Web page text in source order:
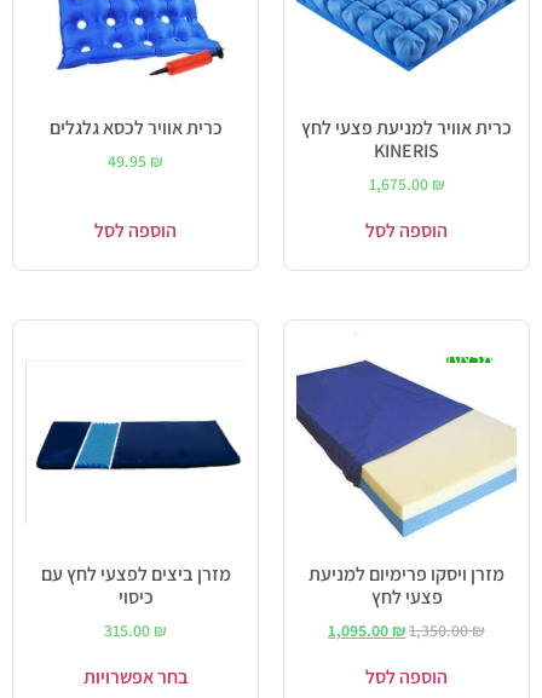
כרית אוויר למניעת פצעי לחץ
KINERIS
1,675.00 ₪
הוספה לסל
כרית אוויר לכסא גלגלים
49.95 ₪
הוספה לסל
מבצע!
מזרן ויסקו פרימיום למניעת
פצעי לחץ
1,350.00₪
1,095.00₪
הוספה לסל
מזרן ביצים לפצעי לחץ עם
כיסוי
315.00 ₪
בחר אפשרויות